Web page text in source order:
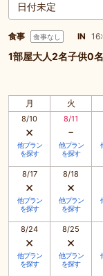
日付未定
食事 食事なし IN
1部屋大人2名子供0
月 火
8/10
×
他プラン
を探す
8/11
-
他プラン
を探す
8/17
×
他プラン
を探す
8/18
×
他プラン
を探す
8/24
×
他プラン
を探す
8/25
×
他プラン
を探す